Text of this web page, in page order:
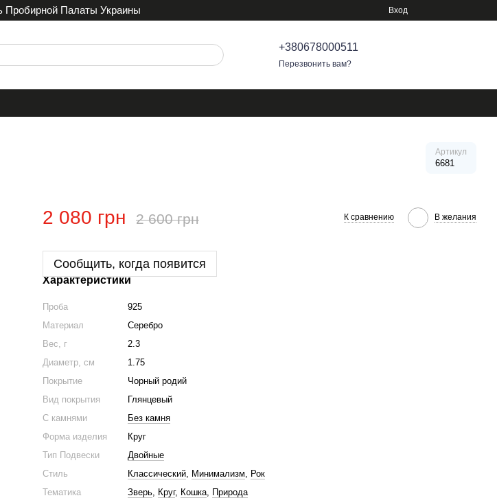
Пробирной Палаты Украины Вход
+380678000511
Перезвонить вам?
Артикул
6681
2 080 грн 2 600 грн К сравнению В желания
Сообщить, когда появится
Характеристики
Проба
925
Материал
Серебро
Вес, г
2.3
Диаметр, см
1.75
Покрытие
Чорный родий
Вид покрытия
Глянцевый
С камнями
Без камня
Форма изделия
Круг
Тип Подвески
Двойные
Стиль
Классический, Минимализм, Рок
Тематика
Зверь, Круг, Кошка, Природа